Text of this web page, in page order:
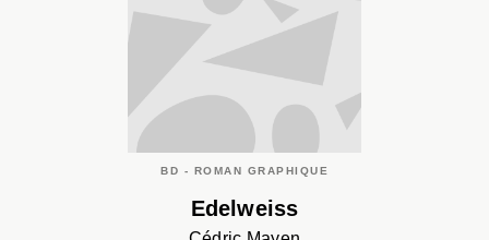
BD - ROMAN GRAPHIQUE
Edelweiss